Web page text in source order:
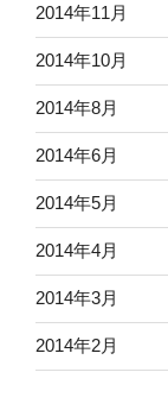
2014年11月
2014年10月
2014年8月
2014年6月
2014年5月
2014年4月
2014年3月
2014年2月